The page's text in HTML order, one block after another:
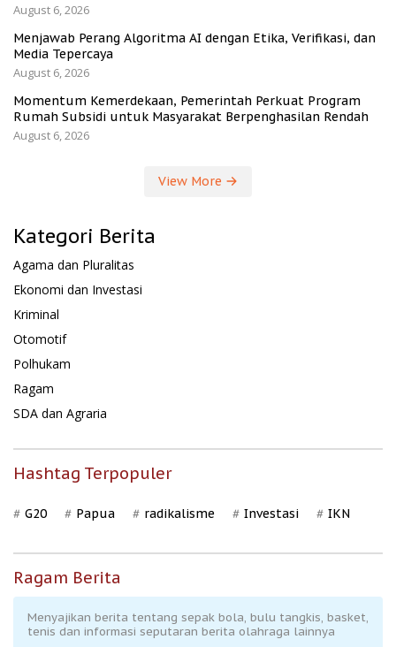
August 6, 2026
Menjawab Perang Algoritma AI dengan Etika, Verifikasi, dan
Media Tepercaya
August 6, 2026
Momentum Kemerdekaan, Pemerintah Perkuat Program
Rumah Subsidi untuk Masyarakat Berpenghasilan Rendah
August 6, 2026
View More
Kategori Berita
Agama dan Pluralitas
Ekonomi dan Investasi
Kriminal
Otomotif
Polhukam
Ragam
SDA dan Agraria
Hashtag Terpopuler
G20 Papua radikalisme Investasi IKN
Ragam Berita
Menyajikan berita tentang sepak bola, bulu tangkis, basket,
tenis dan informasi seputaran berita olahraga lainnya